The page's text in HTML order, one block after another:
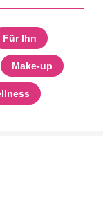
Für Ihn
Make-up